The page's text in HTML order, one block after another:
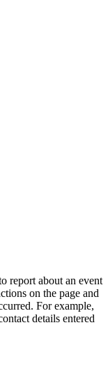
report about an event
on the page and
For example,
details entered